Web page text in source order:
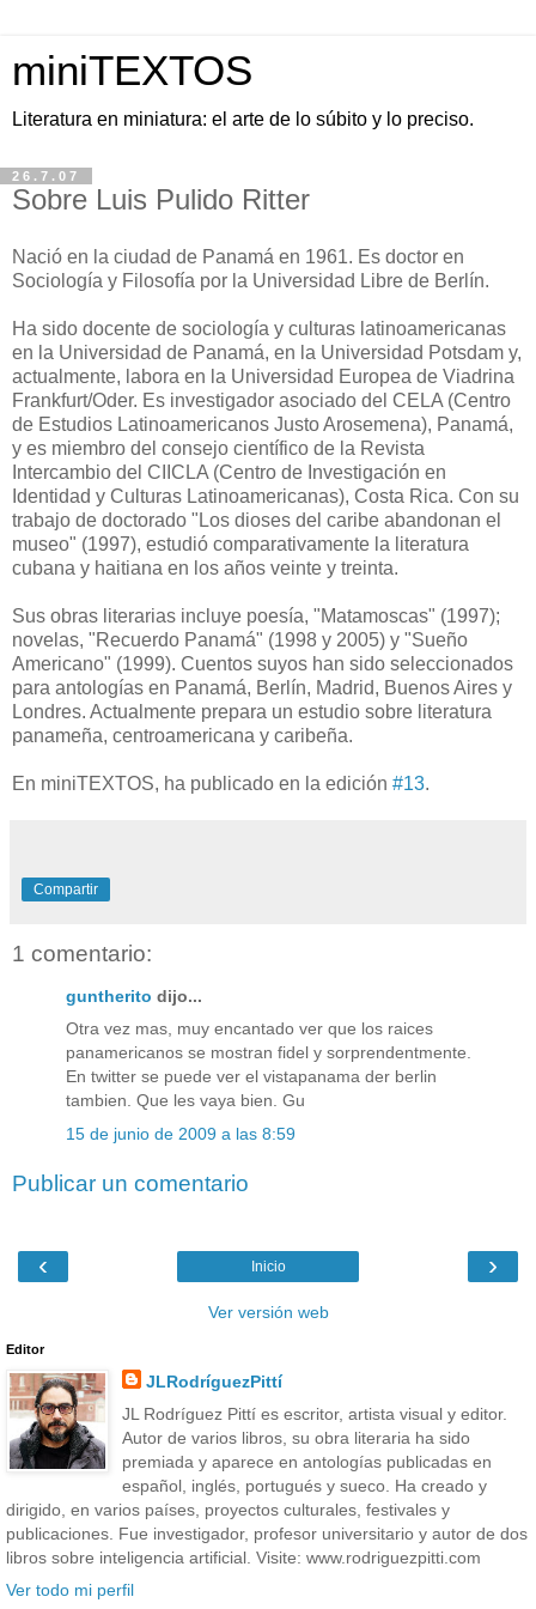
miniTEXTOS
Literatura en miniatura: el arte de lo súbito y lo preciso.
26.7.07
Sobre Luis Pulido Ritter
Nació en la ciudad de Panamá en 1961. Es doctor en
Sociología y Filosofía por la Universidad Libre de Berlín.
Ha sido docente de sociología y culturas latinoamericanas
en la Universidad de Panamá, en la Universidad Potsdam y,
actualmente, labora en la Universidad Europea de Viadrina
Frankfurt/Oder. Es investigador asociado del CELA (Centro
de Estudios Latinoamericanos Justo Arosemena), Panamá,
y es miembro del consejo científico de la Revista
Intercambio del CIICLA (Centro de Investigación en
Identidad y Culturas Latinoamericanas), Costa Rica. Con su
trabajo de doctorado "Los dioses del caribe abandonan el
museo" (1997), estudió comparativamente la literatura
cubana y haitiana en los años veinte y treinta.
Sus obras literarias incluye poesía, "Matamoscas" (1997);
novelas, "Recuerdo Panamá" (1998 y 2005) y "Sueño
Americano" (1999). Cuentos suyos han sido seleccionados
para antologías en Panamá, Berlín, Madrid, Buenos Aires y
Londres. Actualmente prepara un estudio sobre literatura
panameña, centroamericana y caribeña.
En miniTEXTOS, ha publicado en la edición #13.
Compartir
1 comentario:
guntherito dijo...
Otra vez mas, muy encantado ver que los raices
panamericanos se mostran fidel y sorprendentmente.
En twitter se puede ver el vistapanama der berlin
tambien. Que les vaya bien. Gu
15 de junio de 2009 a las 8:59
Publicar un comentario
‹ ›
Inicio
Ver versión web
Editor
JLRodríguezPittí
JL Rodríguez Pittí es escritor, artista visual y editor.
Autor de varios libros, su obra literaria ha sido
premiada y aparece en antologías publicadas en
español, inglés, portugués y sueco. Ha creado y
dirigido, en varios países, proyectos culturales, festivales y
publicaciones. Fue investigador, profesor universitario y autor de dos
libros sobre inteligencia artificial. Visite: www.rodriguezpitti.com
Ver todo mi perfil